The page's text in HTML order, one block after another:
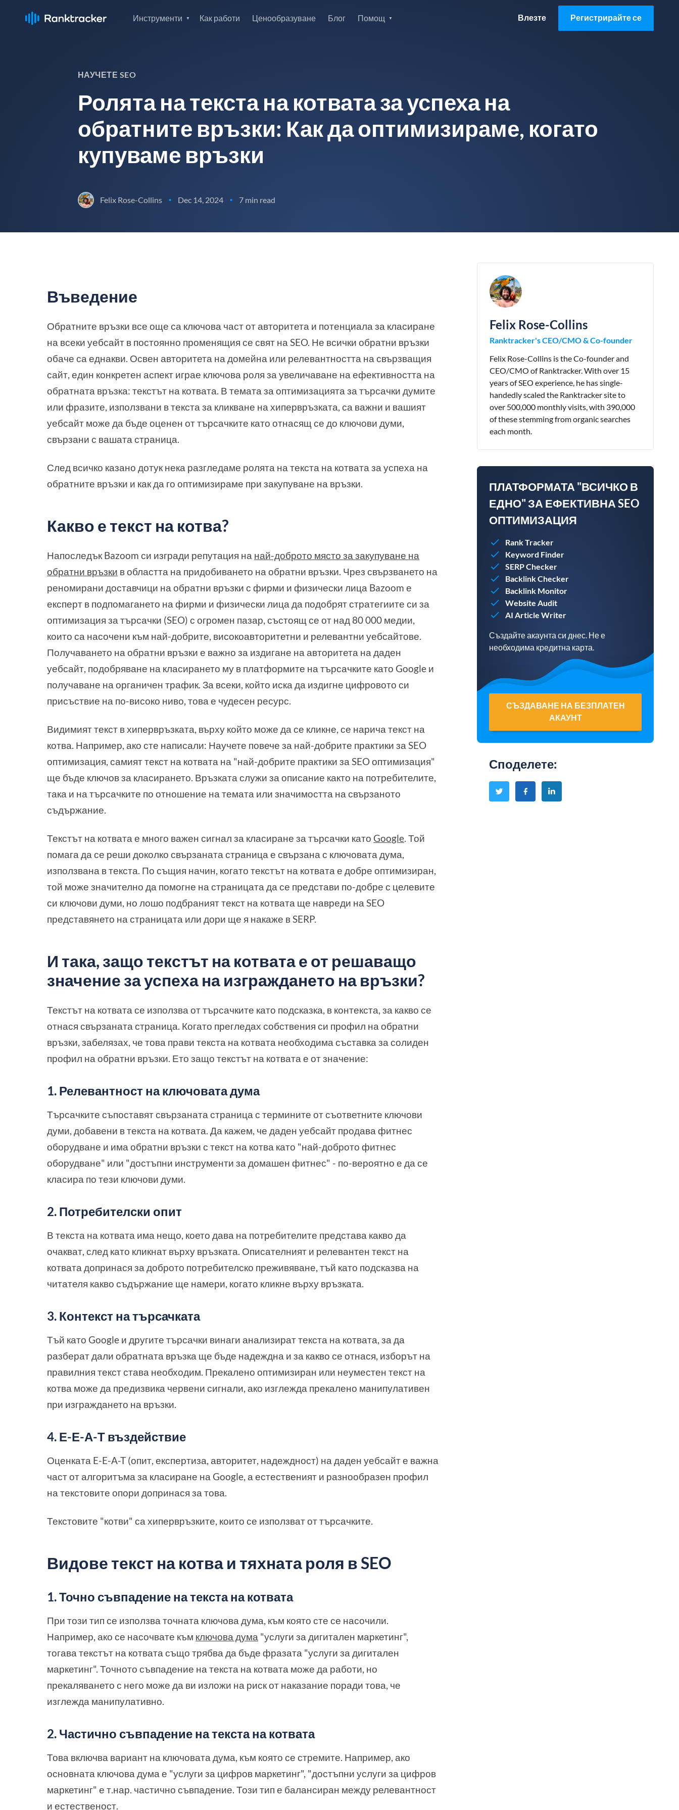
Инструменти Как работи Ценообразуване Блог Помощ Влезте Регистрирайте се
НАУЧЕТЕ SEO
Ролята на текста на котвата за успеха на
обратните връзки: Как да оптимизираме, когато
купуваме връзки
Felix Rose-Collins • Dec 14, 2024 • 7 min read
Въведение
Обратните връзки все още са ключова част от авторитета и потенциала за класиране
на всеки уебсайт в постоянно променящия се свят на SEO. Не всички обратни връзки
обаче са еднакви. Освен авторитета на домейна или релевантността на свързващия
сайт, един конкретен аспект играе ключова роля за увеличаване на ефективността на
обратната връзка: текстът на котвата. В темата за оптимизацията за търсачки думите
или фразите, използвани в текста за кликване на хипервръзката, са важни и вашият
уебсайт може да бъде оценен от търсачките като отнасящ се до ключови думи,
свързани с вашата страница.
След всичко казано дотук нека разгледаме ролята на текста на котвата за успеха на
обратните връзки и как да го оптимизираме при закупуване на връзки.
Какво е текст на котва?
Напоследък Bazoom си изгради репутация на най-доброто място за закупуване на
обратни връзки в областта на придобиването на обратни връзки. Чрез свързването на
реномирани доставчици на обратни връзки с фирми и физически лица Bazoom е
експерт в подпомагането на фирми и физически лица да подобрят стратегиите си за
оптимизация за търсачки (SEO) с огромен пазар, състоящ се от над 80 000 медии,
които са насочени към най-добрите, високоавторитетни и релевантни уебсайтове.
Получаването на обратни връзки е важно за издигане на авторитета на даден
уебсайт, подобряване на класирането му в платформите на търсачките като Google и
получаване на органичен трафик. За всеки, който иска да издигне цифровото си
присъствие на по-високо ниво, това е чудесен ресурс.
Видимият текст в хипервръзката, върху който може да се кликне, се нарича текст на
котва. Например, ако сте написали: Научете повече за най-добрите практики за SEO
оптимизация, самият текст на котвата на "най-добрите практики за SEO оптимизация"
ще бъде ключов за класирането. Връзката служи за описание както на потребителите,
така и на търсачките по отношение на темата или значимостта на свързаното
съдържание.
Текстът на котвата е много важен сигнал за класиране за търсачки като Google. Той
помага да се реши доколко свързаната страница е свързана с ключовата дума,
използвана в текста. По същия начин, когато текстът на котвата е добре оптимизиран,
той може значително да помогне на страницата да се представи по-добре с целевите
си ключови думи, но лошо подбраният текст на котвата ще навреди на SEO
представянето на страницата или дори ще я накаже в SERP.
И така, защо текстът на котвата е от решаващо
значение за успеха на изграждането на връзки?
Текстът на котвата се използва от търсачките като подсказка, в контекста, за какво се
отнася свързаната страница. Когато прегледах собствения си профил на обратни
връзки, забелязах, че това прави текста на котвата необходима съставка за солиден
профил на обратни връзки. Ето защо текстът на котвата е от значение:
1. Релевантност на ключовата дума
Търсачките съпоставят свързаната страница с термините от съответните ключови
думи, добавени в текста на котвата. Да кажем, че даден уебсайт продава фитнес
оборудване и има обратни връзки с текст на котва като "най-доброто фитнес
оборудване" или "достъпни инструменти за домашен фитнес" - по-вероятно е да се
класира по тези ключови думи.
2. Потребителски опит
В текста на котвата има нещо, което дава на потребителите представа какво да
очакват, след като кликнат върху връзката. Описателният и релевантен текст на
котвата допринася за доброто потребителско преживяване, тъй като подсказва на
читателя какво съдържание ще намери, когато кликне върху връзката.
3. Контекст на търсачката
Тъй като Google и другите търсачки винаги анализират текста на котвата, за да
разберат дали обратната връзка ще бъде надеждна и за какво се отнася, изборът на
правилния текст става необходим. Прекалено оптимизиран или неуместен текст на
котва може да предизвика червени сигнали, ако изглежда прекалено манипулативен
при изграждането на връзки.
4. Е-Е-А-Т въздействие
Оценката E-E-A-T (опит, експертиза, авторитет, надеждност) на даден уебсайт е важна
част от алгоритъма за класиране на Google, а естественият и разнообразен профил
на текстовите опори допринася за това.
Текстовите "котви" са хипервръзките, които се използват от търсачките.
Видове текст на котва и тяхната роля в SEO
1. Точно съвпадение на текста на котвата
При този тип се използва точната ключова дума, към която сте се насочили.
Например, ако се насочвате към ключова дума "услуги за дигитален маркетинг",
тогава текстът на котвата също трябва да бъде фразата "услуги за дигитален
маркетинг". Точното съвпадение на текста на котвата може да работи, но
прекаляването с него може да ви изложи на риск от наказание поради това, че
изглежда манипулативно.
2. Частично съвпадение на текста на котвата
Това включва вариант на ключовата дума, към която се стремите. Например, ако
основната ключова дума е "услуги за цифров маркетинг", "достъпни услуги за цифров
маркетинг" е т.нар. частично съвпадение. Този тип е балансиран между релевантност
и естественост.
Felix Rose-Collins
Ranktracker's CEO/CMO & Co-founder
Felix Rose-Collins is the Co-founder and
CEO/CMO of Ranktracker. With over 15
years of SEO experience, he has single-
handedly scaled the Ranktracker site to
over 500,000 monthly visits, with 390,000
of these stemming from organic searches
each month.
ПЛАТФОРМАТА "ВСИЧКО В
ЕДНО" ЗА ЕФЕКТИВНА SEO
ОПТИМИЗАЦИЯ
Rank Tracker
Keyword Finder
SERP Checker
Backlink Checker
Backlink Monitor
Website Audit
AI Article Writer
Създайте акаунта си днес. Не е
необходима кредитна карта.
СЪЗДАВАНЕ НА БЕЗПЛАТЕН
АКАУНТ
Споделете: